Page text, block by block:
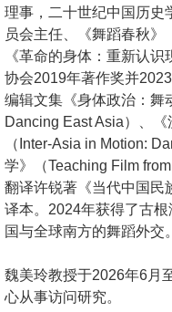
理事，二十世纪中国历史
员会主任、《舞蹈春秋
《革命的身体：重新认
协会2019年著作奖并
编辑文集《身体政治：舞
Dancing East Asia）、《
（Inter-Asia in Motion:
学》（Teaching Film
翻译许锐著《当代中国民
译本。2024年获得了古
国与全球南方的舞蹈外交。
魏美玲教授于2026年6月
心从事访问研究。